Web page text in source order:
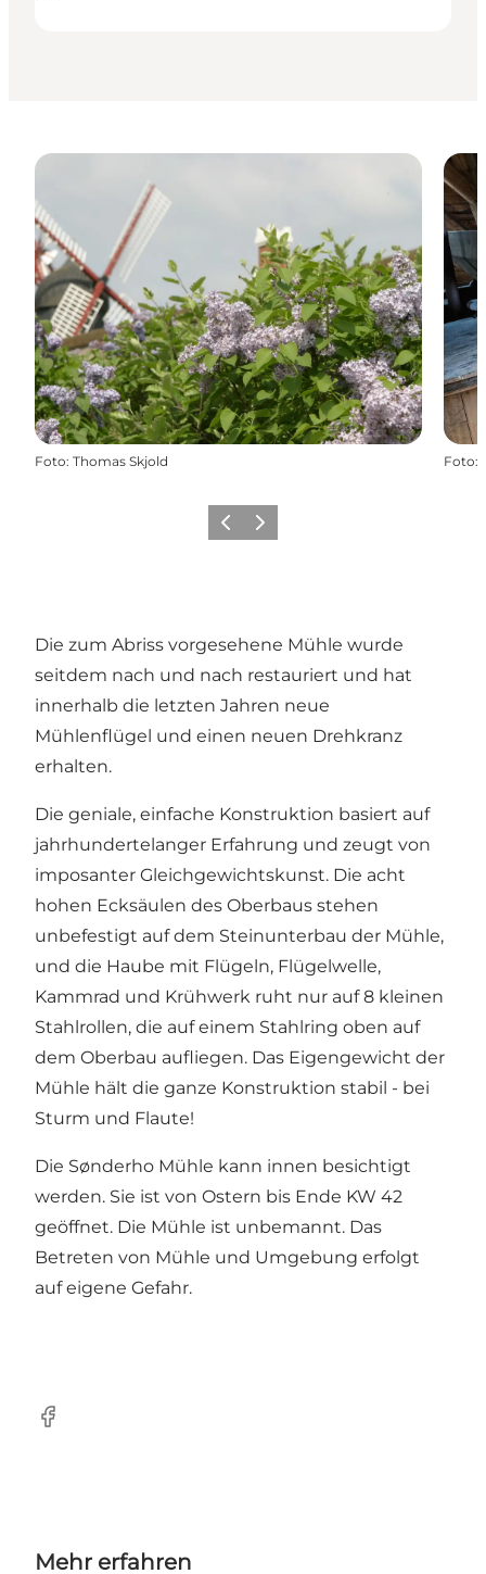
Foto: Thomas Skjold Foto:
ZurückWeiter
Die zum Abriss vorgesehene Mühle wurde
seitdem nach und nach restauriert und hat
innerhalb die letzten Jahren neue
Mühlenflügel und einen neuen Drehkranz
erhalten.
Die geniale, einfache Konstruktion basiert auf
jahrhundertelanger Erfahrung und zeugt von
imposanter Gleichgewichtskunst. Die acht
hohen Ecksäulen des Oberbaus stehen
unbefestigt auf dem Steinunterbau der Mühle,
und die Haube mit Flügeln, Flügelwelle,
Kammrad und Krühwerk ruht nur auf 8 kleinen
Stahlrollen, die auf einem Stahlring oben auf
dem Oberbau aufliegen. Das Eigengewicht der
Mühle hält die ganze Konstruktion stabil - bei
Sturm und Flaute!
Die Sønderho Mühle kann innen besichtigt
werden. Sie ist von Ostern bis Ende KW 42
geöffnet. Die Mühle ist unbemannt. Das
Betreten von Mühle und Umgebung erfolgt
auf eigene Gefahr.
Facebook
Mehr erfahren